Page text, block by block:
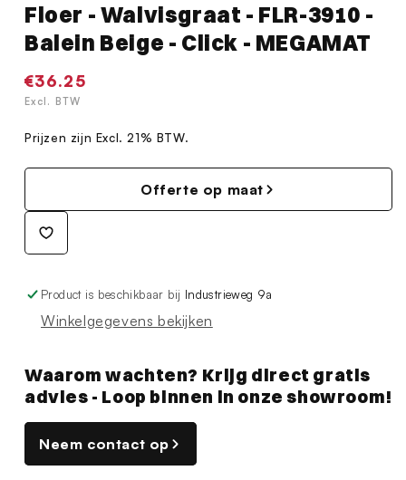
openen
modaal
Floer - Walvisgraat - FLR-3910 -
Balein Beige - Click - MEGAMAT
Normale
prijs
€36.25
Excl. BTW
Prijzen zijn Excl. 21% BTW.
Offerte op maat
Product is beschikbaar bij Industrieweg 9a
Winkelgegevens bekijken
Waarom wachten? Krijg direct gratis
advies - Loop binnen in onze showroom!
Neem contact op